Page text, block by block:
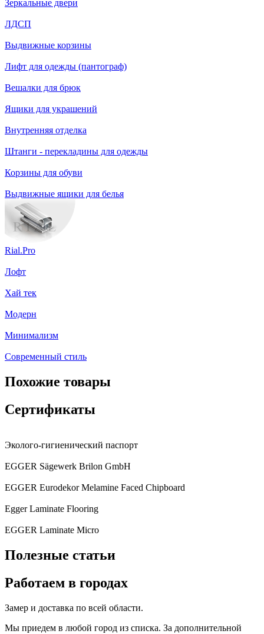
Зеркальные двери
ЛДСП
Выдвижные корзины
Лифт для одежды (пантограф)
Вешалки для брюк
Ящики для украшений
Внутренняя отделка
Штанги - перекладины для одежды
Корзины для обуви
Выдвижные ящики для белья
Rial.Pro
Лофт
Хай тек
Модерн
Минимализм
Современный стиль
Похожие товары
Сертификаты
Эколого-гигиенический паспорт
EGGER Sägewerk Brilon GmbH
EGGER Eurodekor Melamine Faced Chipboard
Egger Laminate Flooring
EGGER Laminate Micro
Полезные статьи
Работаем в городах
Замер и доставка по всей области.
Мы приедем в любой город из списка. За дополнительной